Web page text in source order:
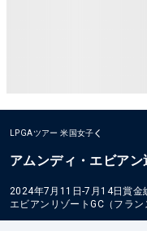
LPGAツアー 米国女子
アムンディ・エビアン
2024年7月11日-7月14日賞金
エビアンリゾートGC（フラン